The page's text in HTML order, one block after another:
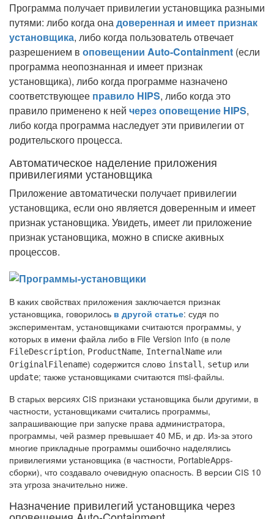
Программа получает привилегии установщика разными
путями: либо когда онадоверенная и имеет признак
установщика, либо когда пользователь отвечает
разрешением в оповещении Auto-Containment (если
программа неопознанная и имеет признак
установщика), либо когда программе назначено
соответствующее правило HIPS, либо когда это
правило применено к ней через оповещение HIPS,
либо когда программа наследует эти привилегии от
родительского процесса.
Автоматическое наделение приложения
привилегиями установщика
Приложение автоматически получает привилегии
установщика, если оно является доверенным и имеет
признак установщика. Увидеть, имеет ли приложение
признак установщика, можно в списке акивных
процессов.
В каких свойствах приложения заключается признак
установщика, говорилось в другой статье: судя по
экспериментам, установщиками считаются программы, у
которых в имени файла либо в File Version Info (в поле
FileDescription, ProductName, InternalName или
OriginalFilename) содержится слово install , setup или
update; также установщиками считаются msi-файлы.
В старых версиях CIS признаки установщика были другими, в
частности, установщиками считались программы,
запрашивающие при запуске права администратора,
программы, чей размер превышает 40 МБ, и др. Из-за этого
многие прикладные программы ошибочно наделялись
привилегиями установщика (в частности, PortableApps-
сборки), что создавало очевидную опасность. В версии CIS 10
эта угроза значительно ниже.
Назначение привилегий установщика через